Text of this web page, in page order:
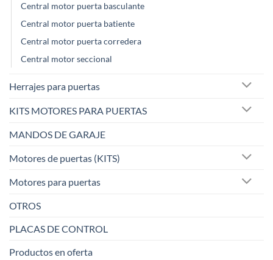
Central motor puerta basculante
Central motor puerta batiente
Central motor puerta corredera
Central motor seccional
Herrajes para puertas
KITS MOTORES PARA PUERTAS
MANDOS DE GARAJE
Motores de puertas (KITS)
Motores para puertas
OTROS
PLACAS DE CONTROL
Productos en oferta